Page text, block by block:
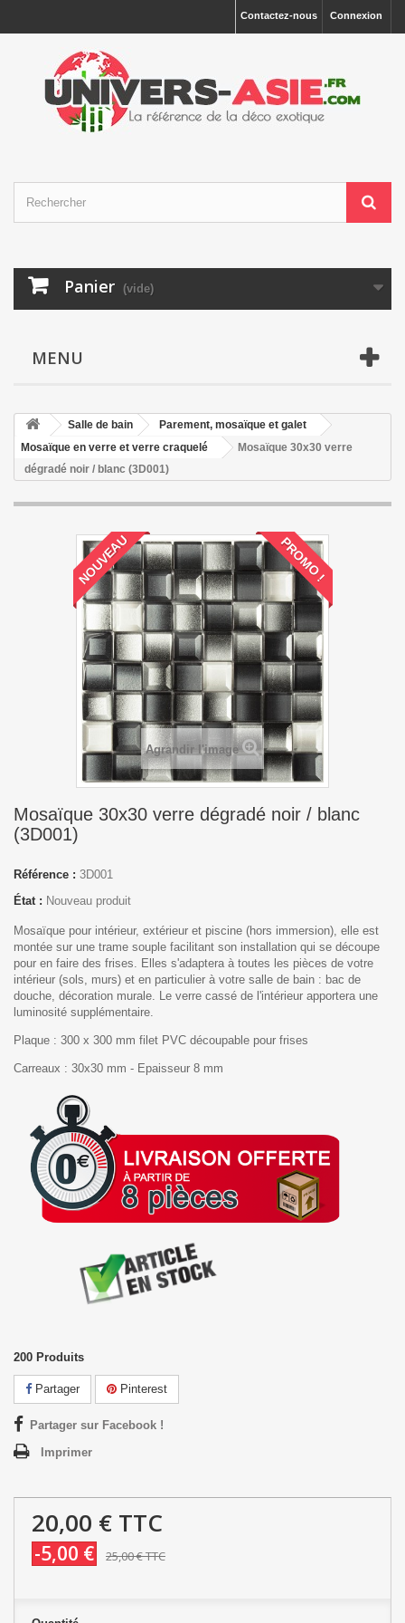
Connexion
Contactez-nous
Panier (vide)
MENU
Salle de bain
Parement, mosaïque et galet
Mosaïque en verre et verre craquelé
Mosaïque 30x30 verre
dégradé noir / blanc (3D001)
NOUVEAU PROMO !
Agrandir l'image
Mosaïque 30x30 verre dégradé noir / blanc
(3D001)
Référence : 3D001
État : Nouveau produit
Mosaïque pour intérieur, extérieur et piscine (hors immersion), elle est
montée sur une trame souple facilitant son installation qui se découpe
pour en faire des frises. Elles s'adaptera à toutes les pièces de votre
intérieur (sols, murs) et en particulier à votre salle de bain : bac de
douche, décoration murale. Le verre cassé de l'intérieur apportera une
luminosité supplémentaire.
Plaque : 300 x 300 mm filet PVC découpable pour frises
Carreaux : 30x30 mm - Epaisseur 8 mm
200 Produits
Partager Pinterest
Partager sur Facebook !
Imprimer
20,00 € TTC
-5,00 € 25,00 €TTC